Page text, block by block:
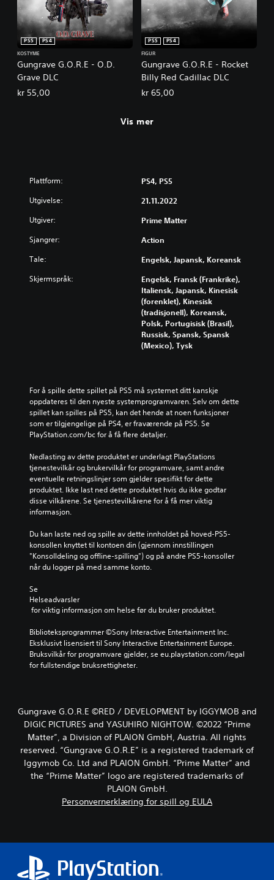
Gungrave G.O.R.E - O.D.
Grave DLC
PS5
PS4
KOSTYME
kr 55,00
Gungrave G.O.R.E - Rocket
Billy Red Cadillac DLC
PS5
PS4
FIGUR
kr 65,00
Vis mer
Plattform: PS4, PS5
Utgivelse: 21.11.2022
Utgiver: Prime Matter
Sjangrer: Action
Tale: Engelsk, Japansk, Koreansk
Skjermspråk:
Engelsk, Fransk (Frankrike),
Italiensk, Japansk, Kinesisk
(forenklet), Kinesisk
(tradisjonell), Koreansk,
Polsk, Portugisisk (Brasil),
Russisk, Spansk, Spansk
(Mexico), Tysk
For å spille dette spillet på PS5 må systemet ditt kanskje
oppdateres til den nyeste systemprogramvaren. Selv om dette
spillet kan spilles på PS5, kan det hende at noen funksjoner
som er tilgjengelige på PS4, er fraværende på PS5. Se
PlayStation.com/bc for å få flere detaljer.
Nedlasting av dette produktet er underlagt PlayStations
tjenestevilkår og brukervilkår for programvare, samt andre
eventuelle retningslinjer som gjelder spesifikt for dette
produktet. Ikke last ned dette produktet hvis du ikke godtar
disse vilkårene. Se tjenestevilkårene for å få mer viktig
informasjon.
Du kan laste ned og spille av dette innholdet på hoved-PS5-
konsollen knyttet til kontoen din (gjennom innstillingen
"Konsolldeling og offline-spilling") og på andre PS5-konsoller
når du logger på med samme konto.
Se
Helseadvarsler
for viktig informasjon om helse før du bruker produktet.
Biblioteksprogrammer ©Sony Interactive Entertainment Inc.
Eksklusivt lisensiert til Sony Interactive Entertainment Europe.
Bruksvilkår for programvare gjelder, se eu.playstation.com/legal
for fullstendige bruksrettigheter.
Gungrave G.O.R.E ©RED / DEVELOPMENT by IGGYMOB and
DIGIC PICTURES and YASUHIRO NIGHTOW. ©2022 “Prime
Matter”, a Division of PLAION GmbH, Austria. All rights
reserved. “Gungrave G.O.R.E” is a registered trademark of
Iggymob Co. Ltd and PLAION GmbH. “Prime Matter” and
the “Prime Matter” logo are registered trademarks of
PLAION GmbH.
Personvernerklæring for spill og EULA